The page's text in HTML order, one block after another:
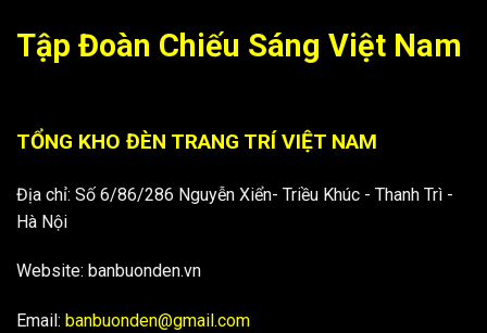
Tập Đoàn Chiếu Sáng Việt Nam
TỔNG KHO ĐÈN TRANG TRÍ VIỆT NAM
Địa chỉ: Số 6/86/286 Nguyễn Xiển- Triều Khúc - Thanh Trì -
Hà Nội
Website: banbuonden.vn
Email: banbuonden@gmail.com